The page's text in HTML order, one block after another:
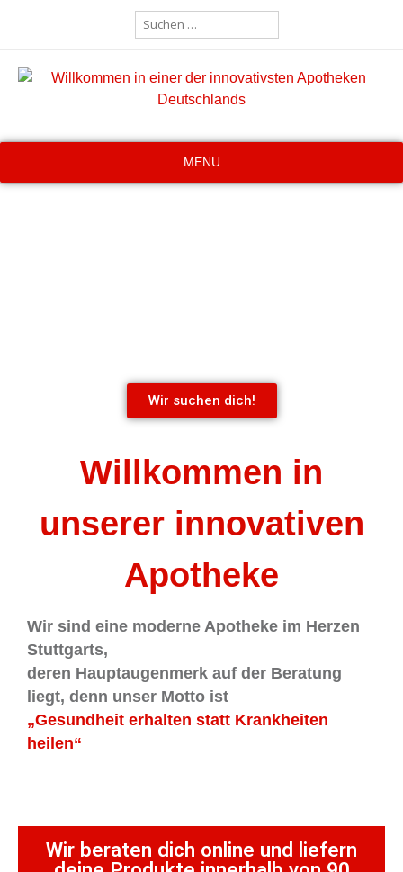
MENU
Wir suchen dich!
Willkommen in
unserer innovativen
Apotheke
Wir sind eine moderne Apotheke im Herzen
Stuttgarts,
deren Hauptaugenmerk auf der Beratung
liegt, denn unser Motto ist
„Gesundheit erhalten statt Krankheiten
heilen“
Wir beraten dich online und liefern